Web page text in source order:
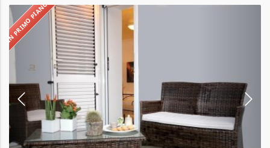
IN PRIMO PIANO
B&B
Cavalluccio
Marino